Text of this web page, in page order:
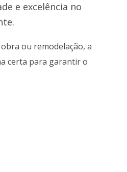
e excelência no
ou remodelação, a
certa para garantir o